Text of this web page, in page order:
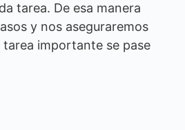
tarea. De esa manera
y nos aseguraremos
tarea importante se pase